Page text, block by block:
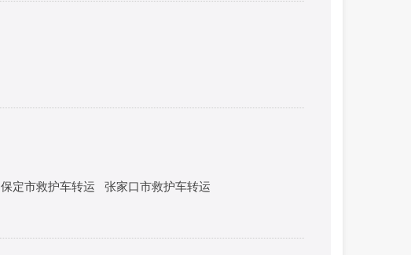
保定市救护车转运
张家口市救护车转运